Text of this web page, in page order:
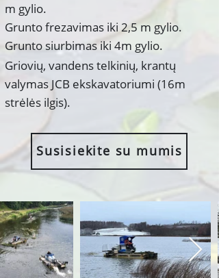
m gylio.
Grunto frezavimas iki 2,5 m gylio.
Grunto siurbimas iki 4m gylio.
Griovių, vandens telkinių, krantų
valymas JCB ekskavatoriumi (16m
strėlės ilgis).
Susisiekite su mumis